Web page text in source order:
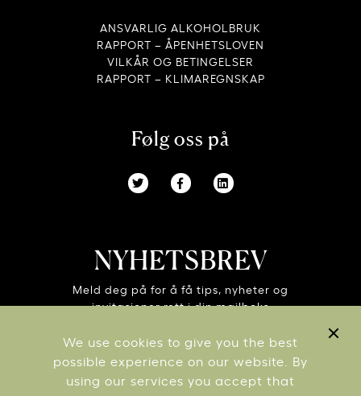
We use cookies to give you the best
possible experience on our website. By
using our services you accept that
ANSVARLIG ALKOHOLBRUK
RAPPORT – ÅPENHETSLOVEN
VILKÅR OG BETINGELSER
RAPPORT – KLIMAREGNSKAP
Følg oss på
NYHETSBREV
Meld deg på for å få tips, nyheter og
invitasjoner rett i din mailboks